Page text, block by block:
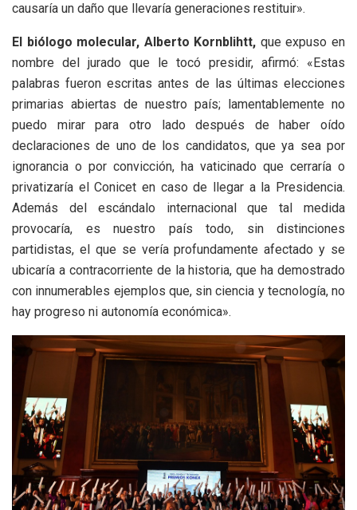
causaría un daño que llevaría generaciones restituir».
El biólogo molecular, Alberto Kornblihtt, que expuso en
nombre del jurado que le tocó presidir, afirmó: «Estas
palabras fueron escritas antes de las últimas elecciones
primarias abiertas de nuestro país; lamentablemente no
puedo mirar para otro lado después de haber oído
declaraciones de uno de los candidatos, que ya sea por
ignorancia o por convicción, ha vaticinado que cerraría o
privatizaría el Conicet en caso de llegar a la Presidencia.
Además del escándalo internacional que tal medida
provocaría, es nuestro país todo, sin distinciones
partidistas, el que se vería profundamente afectado y se
ubicaría a contracorriente de la historia, que ha demostrado
con innumerables ejemplos que, sin ciencia y tecnología, no
hay progreso ni autonomía económica».